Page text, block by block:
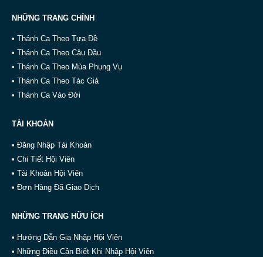
NHỮNG TRANG CHÍNH
• Thánh Ca Theo Tựa Đề
• Thánh Ca Theo Câu Đầu
• Thánh Ca Theo Mùa Phụng Vụ
• Thánh Ca Theo Tác Giả
• Thánh Ca Vào Đời
TÀI KHOẢN
• Đăng Nhập Tài Khoản
• Chi Tiết Hội Viên
• Tài Khoản Hội Viên
• Đơn Hàng Đã Giao Dịch
NHỮNG TRANG HỮU ÍCH
• Hướng Dẫn Gia Nhập Hội Viên
• Những Điều Cần Biết Khi Nhập Hội Viên